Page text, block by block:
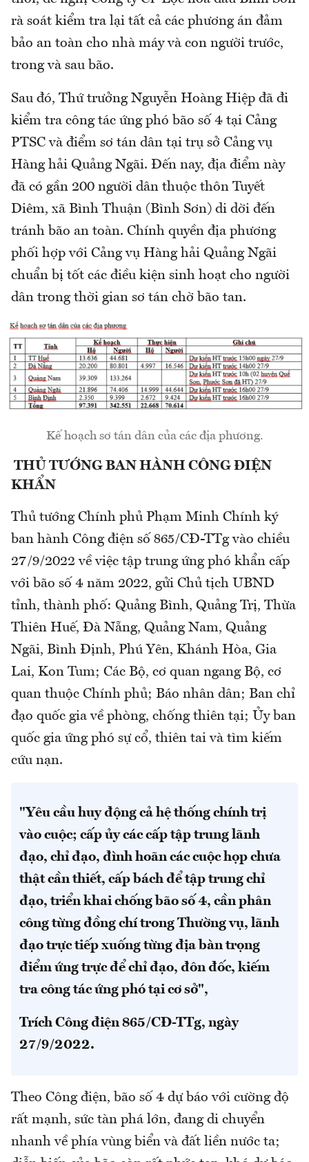
rà soát kiểm tra lại tất cả các phương án đảm
bảo an toàn cho nhà máy và con người trước,
trong và sau bão.
Sau đó, Thứ trưởng Nguyễn Hoàng Hiệp đã đi
kiểm tra công tác ứng phó bão số 4 tại Cảng
PTSC và điểm sơ tán dân tại trụ sở Cảng vụ
Hàng hải Quảng Ngãi. Đến nay, địa điểm này
đã có gần 200 người dân thuộc thôn Tuyết
Diêm, xã Bình Thuận (Bình Sơn) di dời đến
tránh bão an toàn. Chính quyền địa phương
phối hợp với Cảng vụ Hàng hải Quảng Ngãi
chuẩn bị tốt các điều kiện sinh hoạt cho người
dân trong thời gian sơ tán chờ bão tan.
Kế hoạch sơ tán dân của các địa phương.
THỦ TƯỚNG BAN HÀNH CÔNG ĐIỆN
KHẨN
Thủ tướng Chính phủ Phạm Minh Chính ký
ban hành Công điện số 865/CĐ-TTg vào chiều
27/9/2022 về việc tập trung ứng phó khẩn cấp
với bão số 4 năm 2022, gửi Chủ tịch UBND
tỉnh, thành phố: Quảng Bình, Quảng Trị, Thừa
Thiên Huế, Đà Nẵng, Quảng Nam, Quảng
Ngãi, Bình Định, Phú Yên, Khánh Hòa, Gia
Lai, Kon Tum; Các Bộ, cơ quan ngang Bộ, cơ
quan thuộc Chính phủ; Báo nhân dân; Ban chỉ
đạo quốc gia về phòng, chống thiên tại; Ủy ban
quốc gia ứng phó sự cổ, thiên tai và tìm kiếm
cứu nạn.
"Yêu cầu huy động cả hệ thống chính trị
vào cuộc; cấp ủy các cấp tập trung lãnh
đạo, chỉ đạo, đình hoãn các cuộc họp chưa
thật cần thiết, cấp bách để tập trung chỉ
đạo, triển khai chống bão số 4, cần phân
công từng đồng chí trong Thường vụ, lãnh
đạo trực tiếp xuống từng địa bàn trọng
điểm ứng trực để chỉ đạo, đôn đốc, kiếm
tra công tác ứng phó tại cơ sở",
Trích Công điện 865/CĐ-TTg, ngày
27/9/2022.
Theo Công điện, bão số 4 dự báo với cường độ
rất mạnh, sức tàn phá lớn, đang di chuyển
nhanh về phía vùng biển và đất liền nước ta;